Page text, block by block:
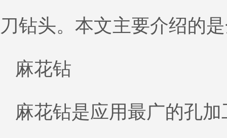
刀钻头。本文主要介绍的
麻花钻
麻花钻是应用最广的孔